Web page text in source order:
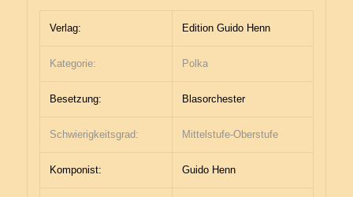
Verlag: Edition Guido Henn
Kategorie: Polka
Besetzung: Blasorchester
Schwierigkeitsgrad: Mittelstufe-Oberstufe
Komponist: Guido Henn